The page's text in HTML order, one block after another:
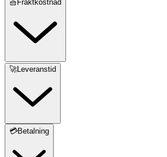
🧺Fraktkostnad
🚀Leveranstid
💳Betalning